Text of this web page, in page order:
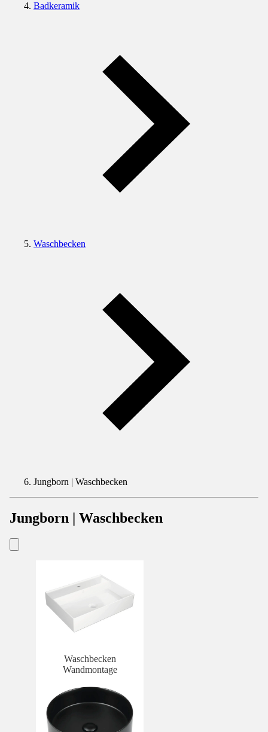
Badkeramik
Waschbecken
Jungborn | Waschbecken
Jungborn | Waschbecken
Waschbecken
Wandmontage